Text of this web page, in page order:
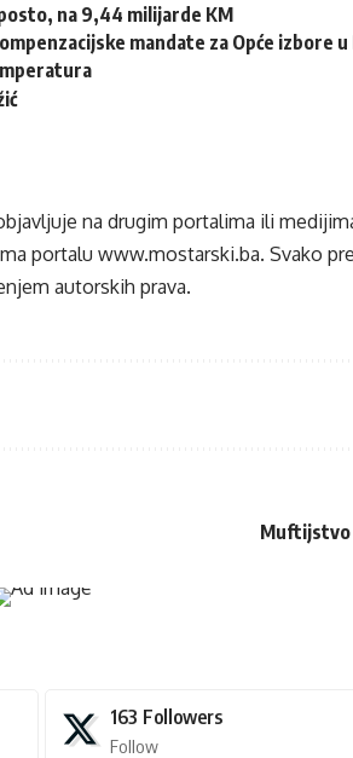
na 9,44 milijarde KM
mandate za Opće izbore u
na drugim portalima ili
portalu www.mostarski.ba. Svako
autorskih prava.
Muftijstvo
163 Followers
Follow